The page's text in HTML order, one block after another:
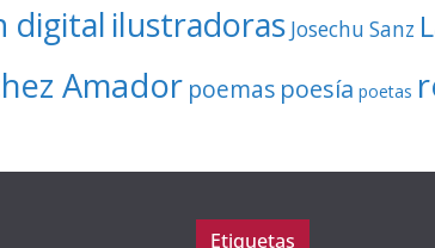
digital ilustradoras Josechu Sanz
Amador poemas poesía poetas
Etiquetas